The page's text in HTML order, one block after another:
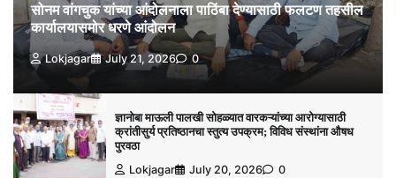
सोनम वांगचुक यांच्या आंदोलनाला पाठिंबा देण्यासाठी फलटण तहसील
कार्यालयासमोर धरणे आंदोलन
Lokjagar July 21, 2026 0
ज्ञानोबा माऊली पालखी सोहळ्यात वारकऱ्यांच्या आरोग्यासाठी
क्रांतीसुर्य प्रतिष्ठानचा स्तुत्य उपक्रम; विविध संस्थांना औषध
पुरवठा
Lokjagar
July 20, 2026 0